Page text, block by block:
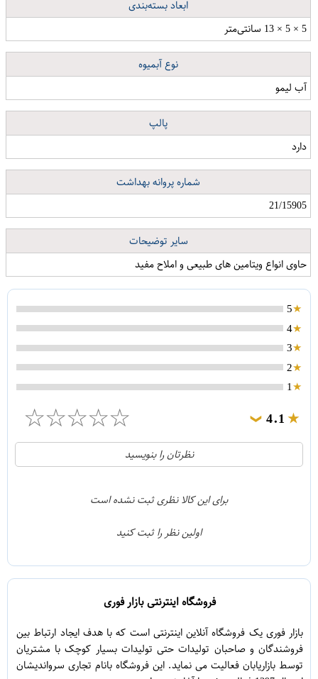
ابعاد بسته‌بندی
5 × 5 × 13 سانتی‌متر
نوع آبمیوه
آب لیمو
پالپ
دارد
شماره پروانه بهداشت
21/15905
سایر توضیحات
حاوی انواع ویتامین های طبیعی و املاح مفید
5
4
3
2
1
4.1
❯
☆
☆
☆
☆
☆
21
1
نظرتان را بنویسید
برای این کالا نظری ثبت نشده است
اولین نظر را ثبت کنید
فروشگاه اینترنتی بازار فوری
بازار فوری یک فروشگاه آنلاین اینترنتی است که با هدف ایجاد ارتباط بین
فروشندگان و صاحبان تولیدات حتی تولیدات بسیار کوچک با مشتریان
توسط بازاریابان فعالیت می نماید. این فروشگاه بانام تجاری سرواندیشان